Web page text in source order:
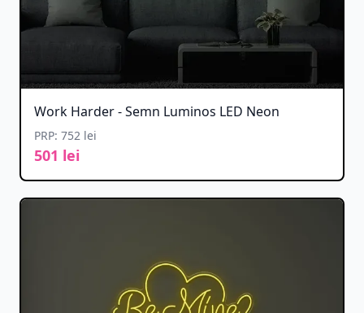
Work Harder - Semn Luminos LED Neon
PRP: 752 lei
501 lei